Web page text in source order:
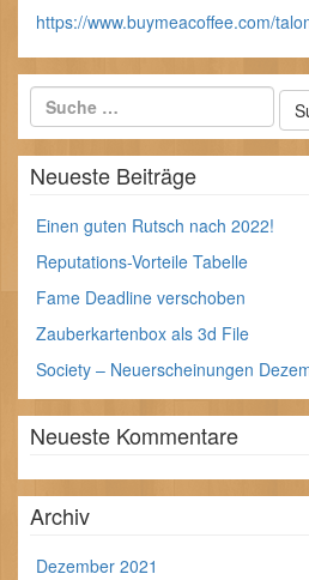
https://www.buymeacoffee.com/
Neueste Beiträge
Einen guten Rutsch nach 2022!
Reputations-Vorteile Tabelle
Fame Deadline verschoben
Zauberkartenbox als 3d File
Society – Neuerscheinungen
Neueste Kommentare
Archiv
Dezember 2021